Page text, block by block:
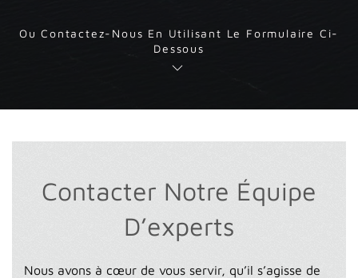
Ou Contactez-Nous En Utilisant Le Formulaire Ci-
Dessous
Contacter Notre Équipe
D’experts
Nous avons à cœur de vous servir, qu’il s’agisse de